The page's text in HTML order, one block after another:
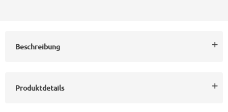
Beschreibung
Produktdetails